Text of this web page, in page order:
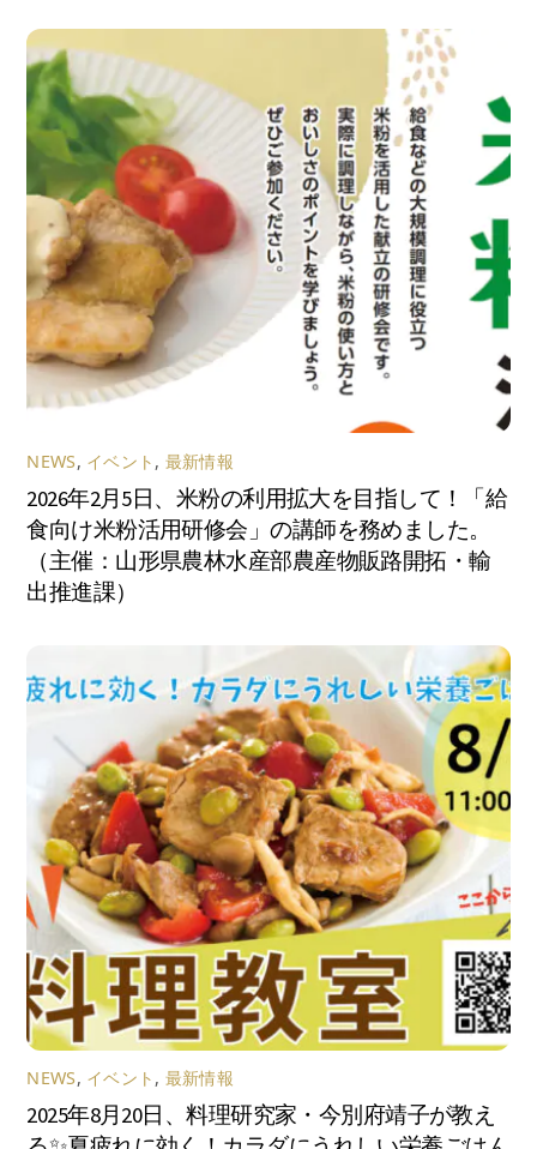
NEWS, イベント , 最新情報
2026年2月5日、米粉の利用拡大を目指して！「給
食向け米粉活用研修会」の講師を務めました。
（主催：山形県農林水産部農産物販路開拓・輸
出推進課）
NEWS, イベント , 最新情報
2025年8月20日、料理研究家・今別府靖子が教え